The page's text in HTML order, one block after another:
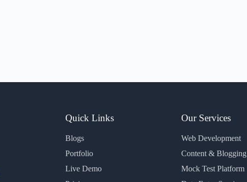
Quick Links
Blogs
Portfolio
Live Demo
Our Services
Web Development
Content & Blogging
Mock Test Platform